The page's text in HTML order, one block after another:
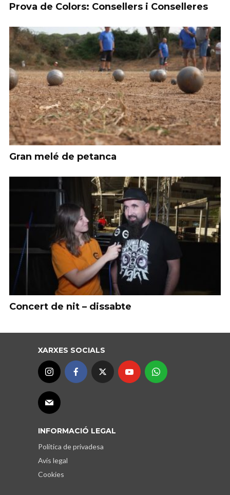
Prova de Colors: Consellers i Conselleres
Gran melé de petanca
Concert de nit – dissabte
XARXES SOCIALS
INFORMACIÓ LEGAL
Política de privadesa
Avís legal
Cookies